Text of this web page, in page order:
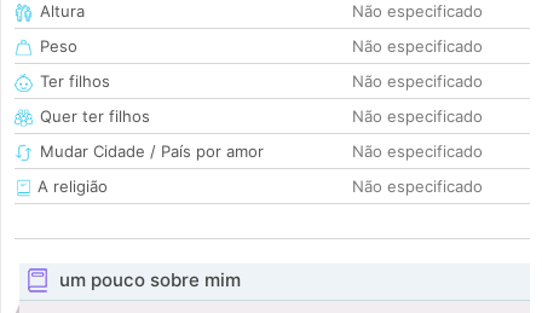
Altura
Não especificado
Peso
Não especificado
Ter filhos
Não especificado
Quer ter filhos
Não especificado
Mudar Cidade / País por amor
Não especificado
A religião
Não especificado
um pouco sobre mim